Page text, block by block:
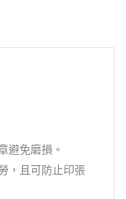
避免磨損。
，且可防止印張